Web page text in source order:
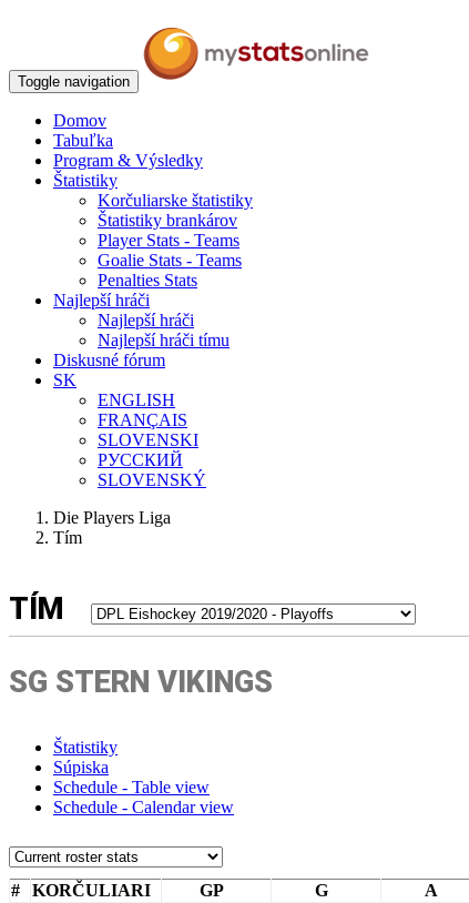
Toggle navigation
Domov
Tabuľka
Program & Výsledky
Štatistiky
Korčuliarske štatistiky
Štatistiky brankárov
Player Stats - Teams
Goalie Stats - Teams
Penalties Stats
Najlepší hráči
Najlepší hráči
Najlepší hráči tímu
Diskusné fórum
SK
ENGLISH
FRANÇAIS
SLOVENSKI
РУССКИЙ
SLOVENSKÝ
Die Players Liga
Tím
TÍM
SG STERN VIKINGS
Štatistiky
Súpiska
Schedule - Table view
Schedule - Calendar view
# KORČULIARI GP G A